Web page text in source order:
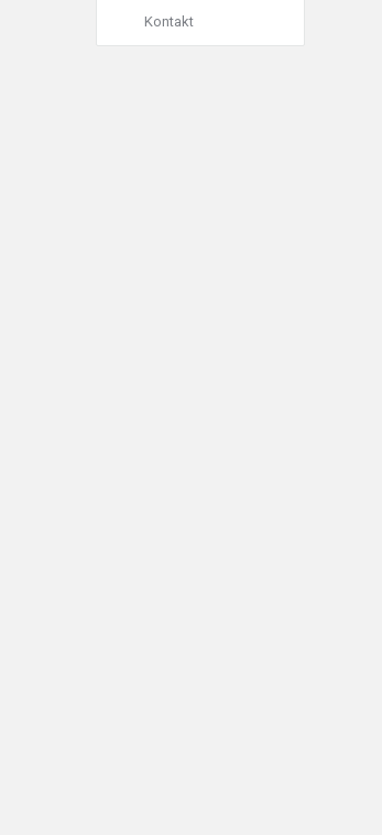
Kontakt